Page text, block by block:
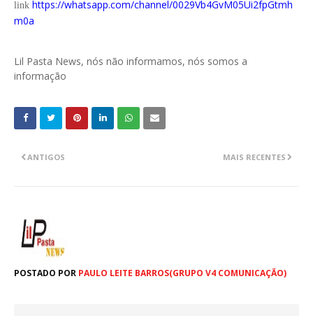
link https://whatsapp.com/channel/0029Vb4GvM05Ui2fpGtmh
m0a
Lil Pasta News, nós não informamos, nós somos a
informação
MAIS RECENTES
ANTIGOS
POSTADO POR PAULO LEITE BARROS(GRUPO V4 COMUNICAÇÃO)